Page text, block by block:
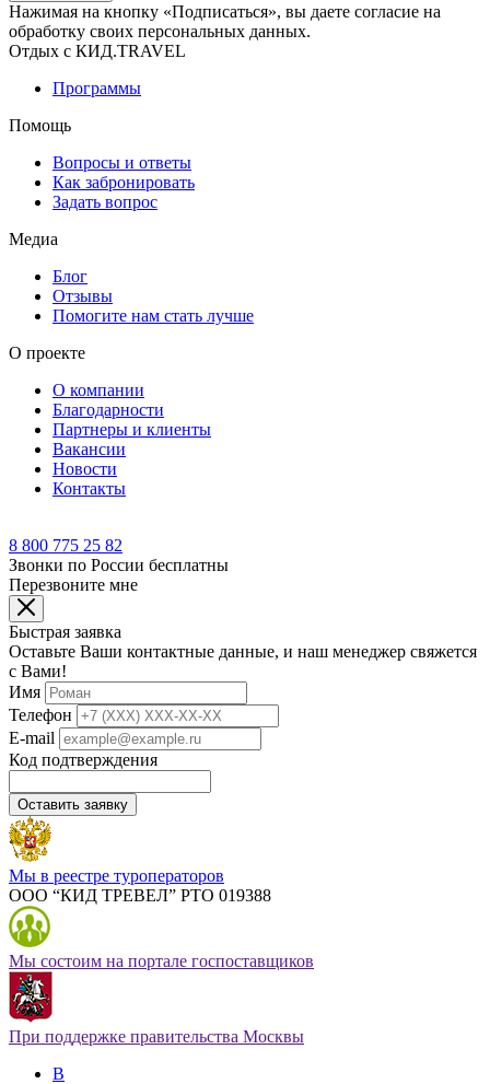
Нажимая на кнопку «Подписаться», вы даете согласие на
обработку своих персональных данных.
Отдых с КИД.TRAVEL
Программы
Помощь
Вопросы и ответы
Как забронировать
Задать вопрос
Медиа
Блог
Отзывы
Помогите нам стать лучше
О проекте
О компании
Благодарности
Партнеры и клиенты
Вакансии
Новости
Контакты
8 800 775 25 82
Звонки по России бесплатны
Перезвоните мне
Быстрая заявка
Оставьте Ваши контактные данные, и наш менеджер свяжется
с Вами!
Имя
Телефон
E-mail
Код подтверждения
Оставить заявку
Мы в реестре туроператоров
ООО “КИД ТРЕВЕЛ” РТО 019388
Мы состоим на портале госпоставщиков
При поддержке правительства Москвы
В